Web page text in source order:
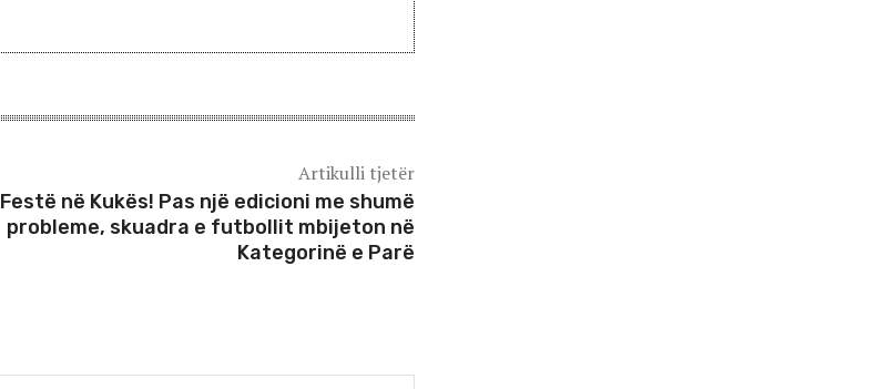
Artikulli tjetër
Festë në Kukës! Pas një edicioni me shumë
probleme, skuadra e futbollit mbijeton në
Kategorinë e Parë